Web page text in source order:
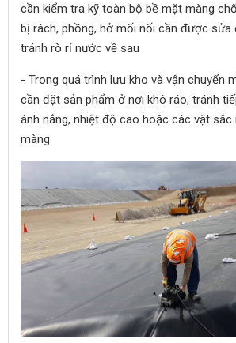
cần kiểm tra kỹ toàn bộ bề mặt màng
bị rách, phồng, hở mối nối cần được sửa
tránh rò rỉ nước về sau
- Trong quá trình lưu kho và vận chuyển
cần đặt sản phẩm ở nơi khô ráo, tránh
ánh nắng, nhiệt độ cao hoặc các vật sắc
màng